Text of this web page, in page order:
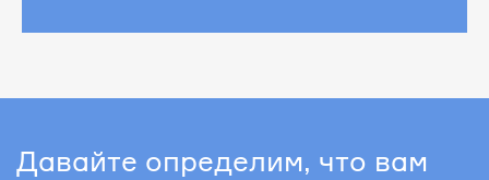
Давайте определим, что вам